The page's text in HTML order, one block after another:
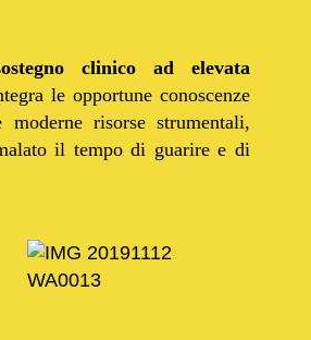
clinico ad elevata
le opportune conoscenze
risorse strumentali,
il tempo di guarire e di